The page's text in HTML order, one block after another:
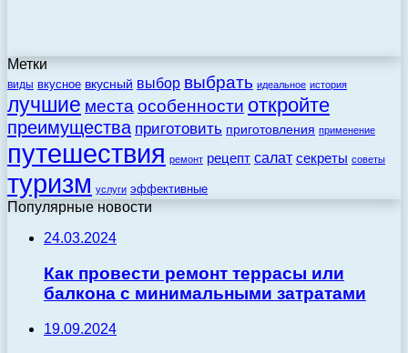
Метки
виды вкусное вкусный выбор выбрать идеальное история
лучшие местаособенности откройте
преимущества приготовить приготовления применение
путешествия ремонт рецепт салат секреты советы
туризм услуги эффективные
Популярные новости
24.03.2024
Как провести ремонт террасы или
балкона с минимальными затратами
19.09.2024